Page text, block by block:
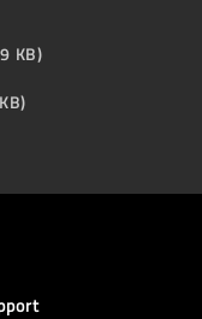
KB)